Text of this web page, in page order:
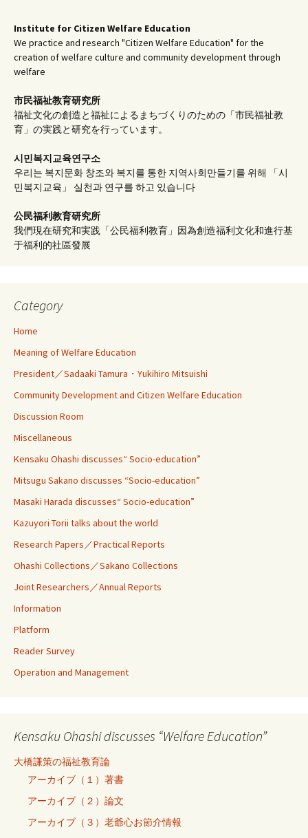
Institute for Citizen Welfare Education
We practice and research "Citizen Welfare Education" for the
creation of welfare culture and community development through
welfare
市民福祉教育研究所
福祉文化の創造と福祉によるまちづくりのための「市民福祉教
育」の実践と研究を行っています。
시민복지교육연구소
우리는 복지문화 창조와 복지를 통한 지역사회만들기를 위해 「시
민복지교육」 실천과 연구를 하고 있습니다
公民福利教育研究所
我們現在研究和実践「公民福利教育」因為創造福利文化和進行基
于福利的社區發展
Category
Home
Meaning of Welfare Education
President／Sadaaki Tamura・Yukihiro Mitsuishi
Community Development and Citizen Welfare Education
Discussion Room
Miscellaneous
Kensaku Ohashi discusses“ Socio-education”
Mitsugu Sakano discusses “Socio-education”
Masaki Harada discusses“ Socio-education”
Kazuyori Torii talks about the world
Research Papers／Practical Reports
Ohashi Collections／Sakano Collections
Joint Researchers／Annual Reports
Information
Platform
Reader Survey
Operation and Management
Kensaku Ohashi discusses “Welfare Education”
大橋謙策の福祉教育論
アーカイブ（１）著書
アーカイブ（２）論文
アーカイブ（３）老爺心お節介情報